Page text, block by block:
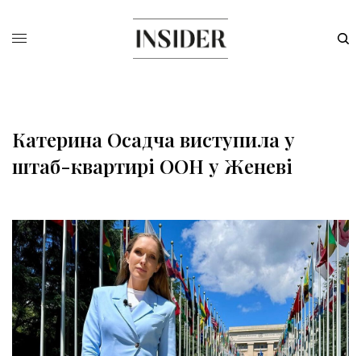
Катерина Осадча виступила у
штаб-квартирі ООН у Женеві